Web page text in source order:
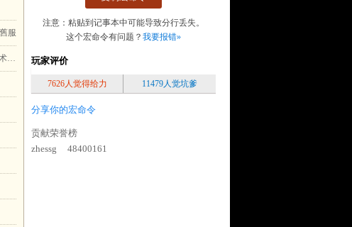
服
60官方奥术/自动射击/BB上
注意：粘贴到记事本中可能导致分行丢失。
这个宏命令有问题？ 我要报错»
玩家评价
7626人觉得给力 11479人觉坑爹
分享你的宏命令
贡献荣誉榜
zhessg
48400161